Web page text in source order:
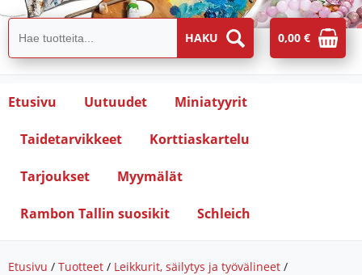
0,00 €
Etusivu Uutuudet Miniatyyrit
Taidetarvikkeet Korttiaskartelu
Tarjoukset Myymälät
Rambon Tallin suosikit Schleich
Etusivu / Tuotteet / Leikkurit, säilytys ja työvälineet /